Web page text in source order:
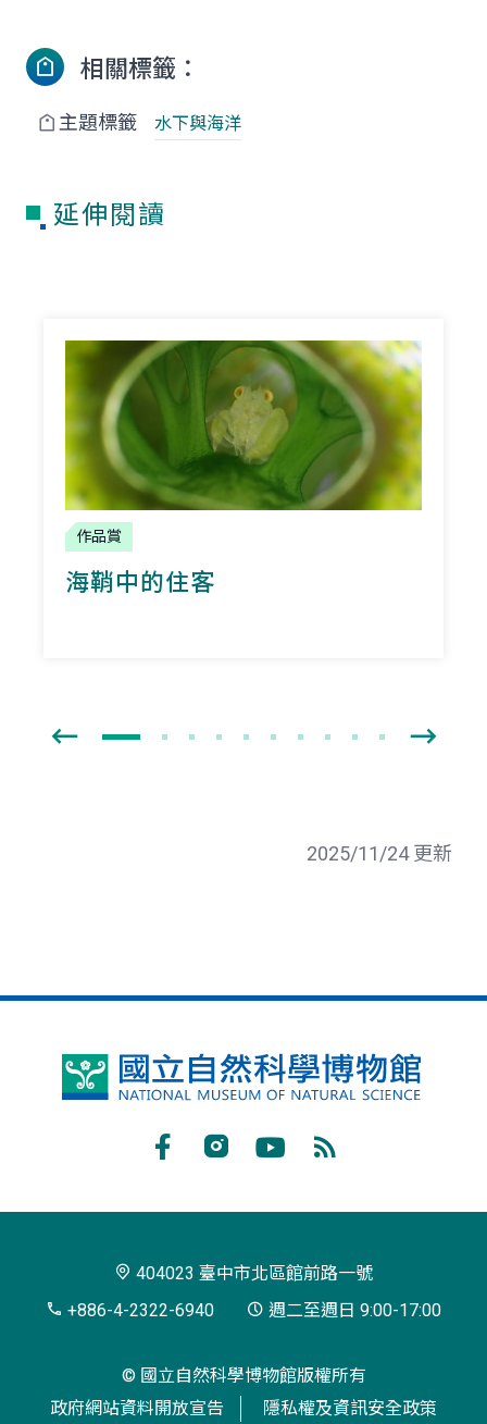
相關標籤：
主題標籤 水下與海洋
延伸閱讀
作品賞
海鞘中的住客
2025/11/24 更新
國
博
閱
404023 臺中市北區館前路一號
+886-4-2322-6940
週二至週日 9:00-17:00
© 國立自然科學博物館版權所有
政府網站資料開放宣告
隱私權及資訊安全政策